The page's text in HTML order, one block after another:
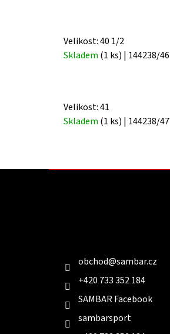
Velikost: 40 1/2
Skladem (1 ks) | 144238/46
Velikost: 41
Skladem (1 ks) | 144238/47
obchod@sambar.cz
+420 733 352 184
SAMBAR Facebook
sambarsport